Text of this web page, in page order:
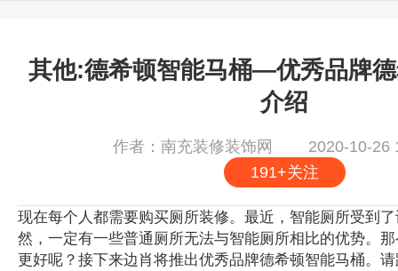
其他:德希顿智能马桶—优秀品牌
介绍
作者：南充装修装饰网
2020-10-26
191+关注
现在每个人都需要购买厕所装修。最近，智能厕所受到
然，一定有一些普通厕所无法与智能厕所相比的优势。
更好呢？接下来边肖将推出优秀品牌德希顿智能马桶。